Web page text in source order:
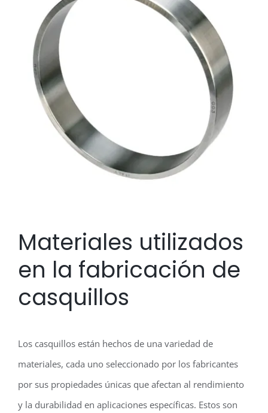
Materiales utilizados
en la fabricación de
casquillos
Los casquillos están hechos de una variedad de
materiales, cada uno seleccionado por los fabricantes
por sus propiedades únicas que afectan al rendimiento
y la durabilidad en aplicaciones específicas. Estos son